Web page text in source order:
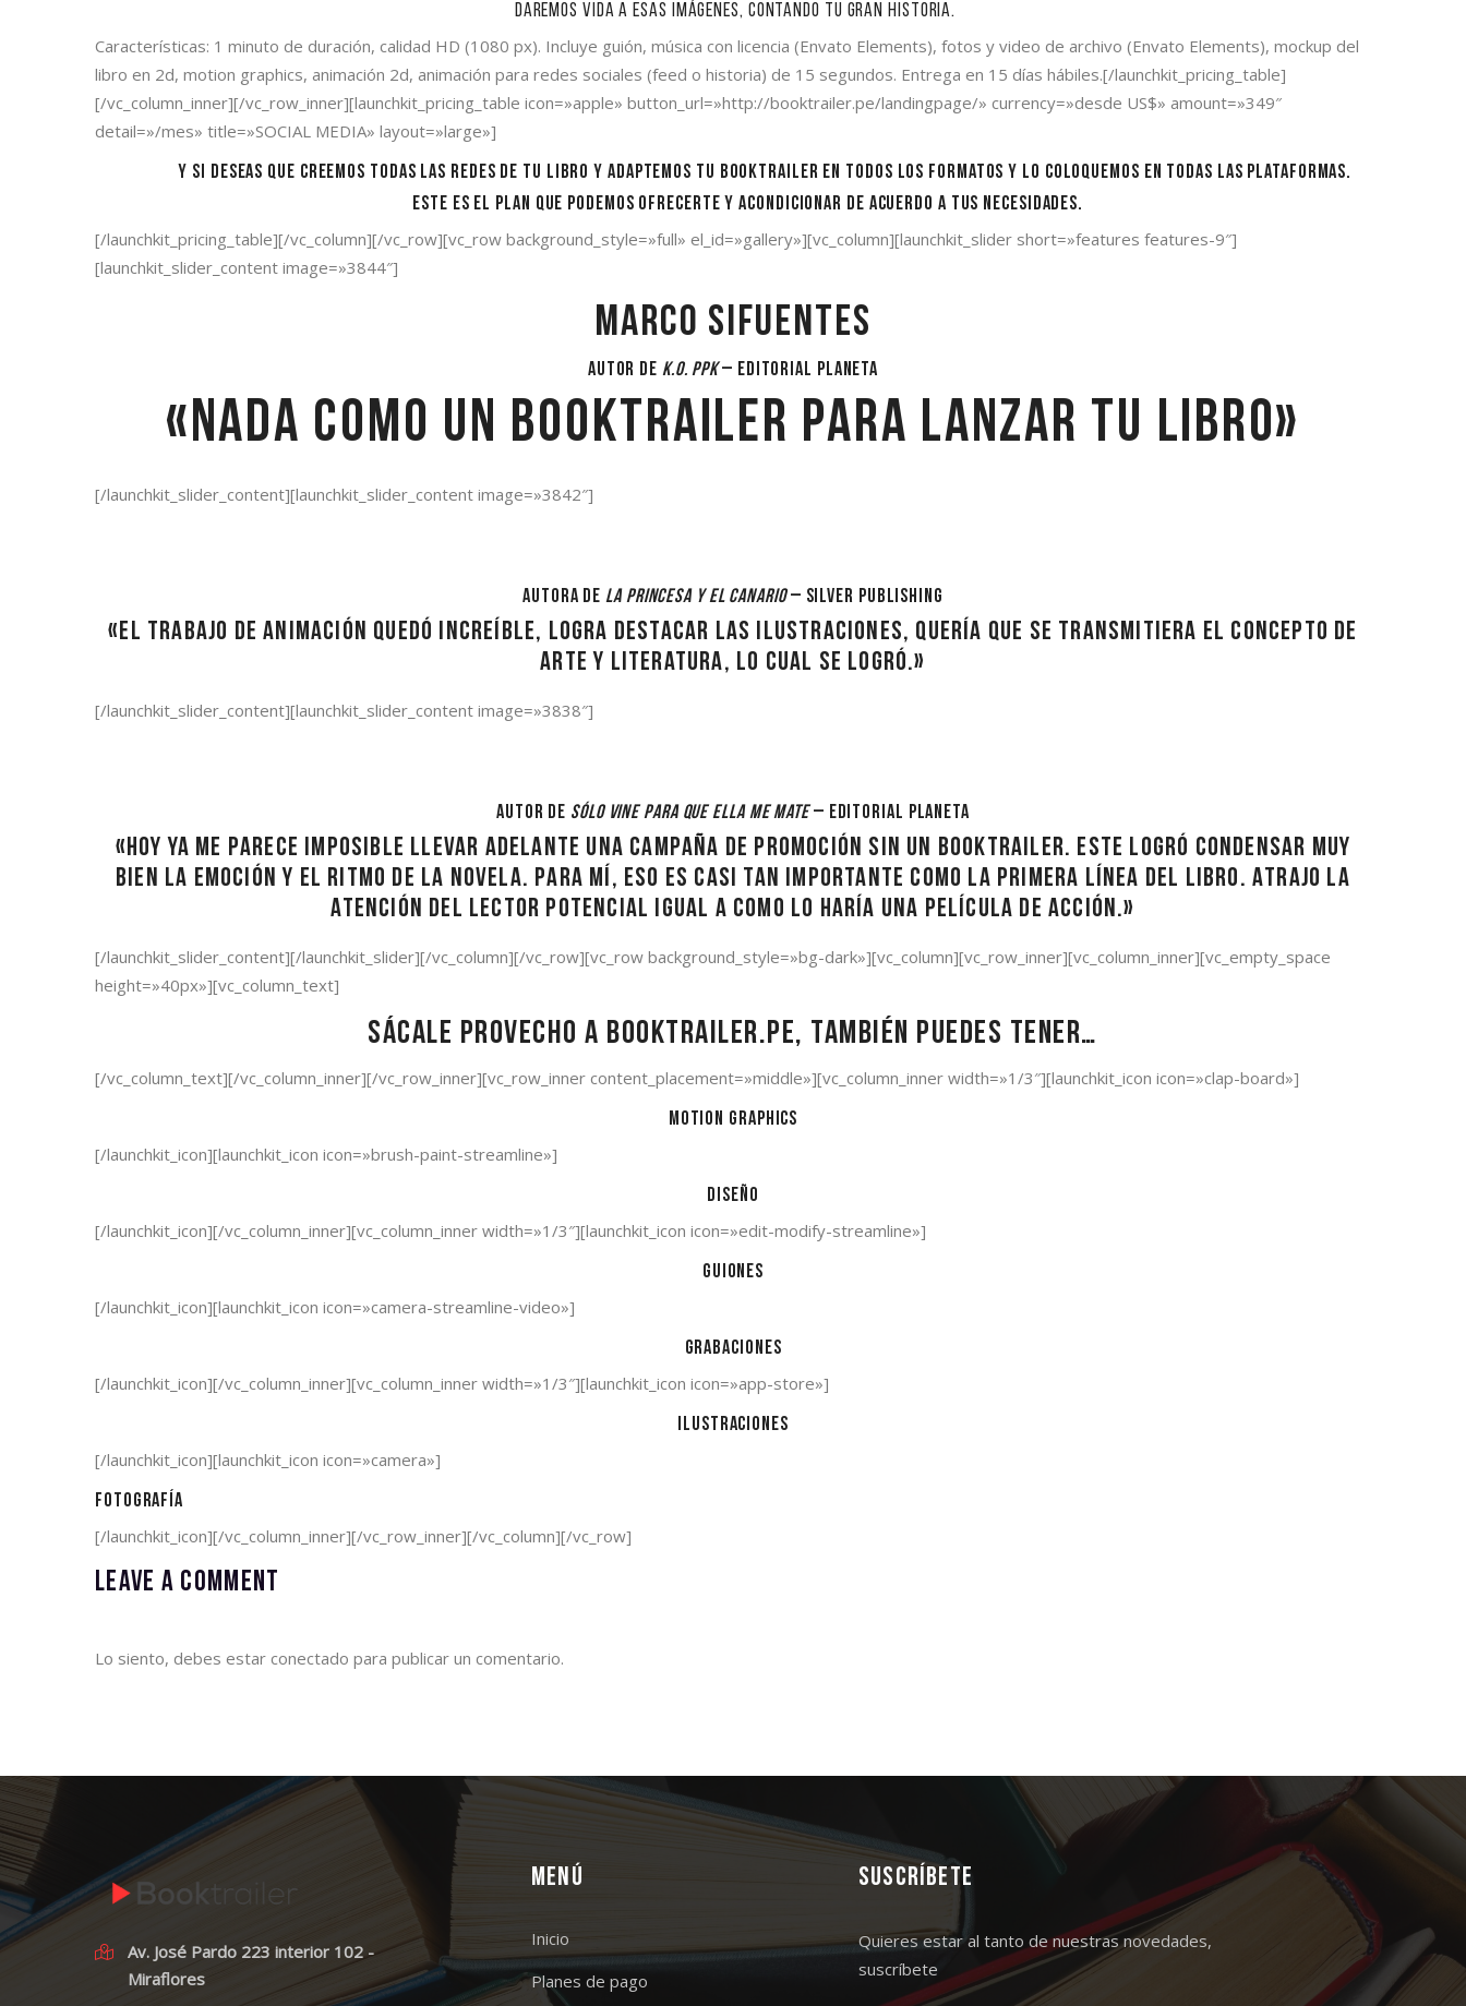
Daremos vida a esas imágenes, contando tu gran historia.
Características: 1 minuto de duración, calidad HD (1080 px). Incluye guión, música con licencia (Envato Elements), fotos y video de archivo (Envato Elements), mockup del
libro en 2d, motion graphics, animación 2d, animación para redes sociales (feed o historia) de 15 segundos. Entrega en 15 días hábiles.[/launchkit_pricing_table]
[/vc_column_inner][/vc_row_inner][launchkit_pricing_table icon=»apple» button_url=»http://booktrailer.pe/landingpage/» currency=»desde US$» amount=»349″
detail=»/mes» title=»SOCIAL MEDIA» layout=»large»]
Y si deseas que creemos todas las redes de tu libro y adaptemos tu booktrailer en todos los formatos y lo coloquemos en todas las plataformas.
Este es el plan que podemos ofrecerte y acondicionar de acuerdo a tus necesidades.
[/launchkit_pricing_table][/vc_column][/vc_row][vc_row background_style=»full» el_id=»gallery»][vc_column][launchkit_slider short=»features features-9″]
[launchkit_slider_content image=»3844″]
Marco Sifuentes
Autor de K.O. PPK– Editorial Planeta
«Nada como un booktrailer para lanzar tu libro»
[/launchkit_slider_content][launchkit_slider_content image=»3842″]
Autora de La princesa y el canario– Silver Publishing
«El trabajo de animación quedó increíble, logra destacar las ilustraciones, quería que se transmitiera el concepto de
arte y literatura, lo cual se logró.»
[/launchkit_slider_content][launchkit_slider_content image=»3838″]
Autor de Sólo vine para que ella me mate– Editorial Planeta
«Hoy ya me parece imposible llevar adelante una campaña de promoción sin un booktrailer. Este logró condensar muy
bien la emoción y el ritmo de la novela. Para mí, eso es casi tan importante como la primera línea del libro. Atrajo la
atención del lector potencial igual a como lo haría una película de acción.»
[/launchkit_slider_content][/launchkit_slider][/vc_column][/vc_row][vc_row background_style=»bg-dark»][vc_column][vc_row_inner][vc_column_inner][vc_empty_space
height=»40px»][vc_column_text]
Sácale provecho a Booktrailer.pe, también puedes tener…
[/vc_column_text][/vc_column_inner][/vc_row_inner][vc_row_inner content_placement=»middle»][vc_column_inner width=»1/3″][launchkit_icon icon=»clap-board»]
Motion graphics
[/launchkit_icon][launchkit_icon icon=»brush-paint-streamline»]
Diseño
[/launchkit_icon][/vc_column_inner][vc_column_inner width=»1/3″][launchkit_icon icon=»edit-modify-streamline»]
Guiones
[/launchkit_icon][launchkit_icon icon=»camera-streamline-video»]
Grabaciones
[/launchkit_icon][/vc_column_inner][vc_column_inner width=»1/3″][launchkit_icon icon=»app-store»]
Ilustraciones
[/launchkit_icon][launchkit_icon icon=»camera»]
Fotografía
[/launchkit_icon][/vc_column_inner][/vc_row_inner][/vc_column][/vc_row]
Leave a comment
Lo siento, debes estar conectado para publicar un comentario.
Av. José Pardo 223 interior 102 -
Miraflores
Menú
Inicio
Planes de pago
Suscríbete
Quieres estar al tanto de nuestras novedades,
suscríbete